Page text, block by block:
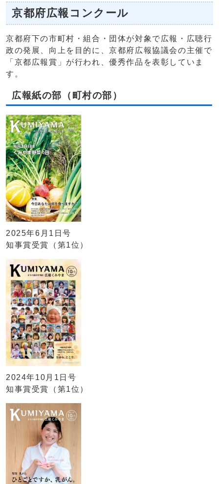
京都府広報コンクール
京都府下の市町村・組合・団体が対象で広報・広聴行
政の発展、向上を目的に、京都府広報協議会の主催で
「京都広報賞」が行われ、優秀作品を表彰していま
す。
広報紙の部（町村の部）
2025年6月1日号
知事賞受賞（第1位）
2024年10月1日号
知事賞受賞（第1位）